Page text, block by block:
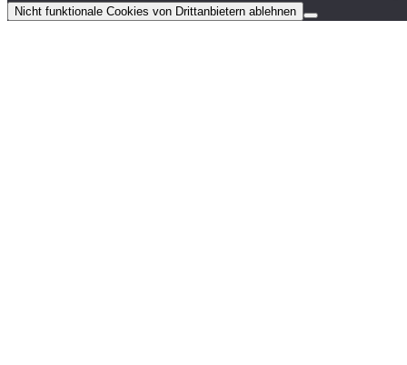
Nicht funktionale Cookies von Drittanbietern ablehnen